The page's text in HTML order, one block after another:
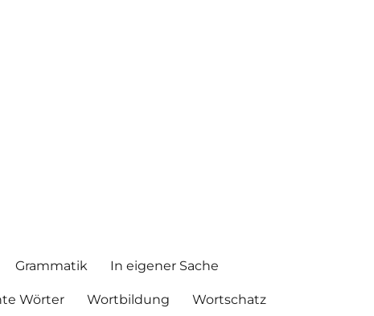
Grammatik In eigener Sache
Wörter Wortbildung Wortschatz